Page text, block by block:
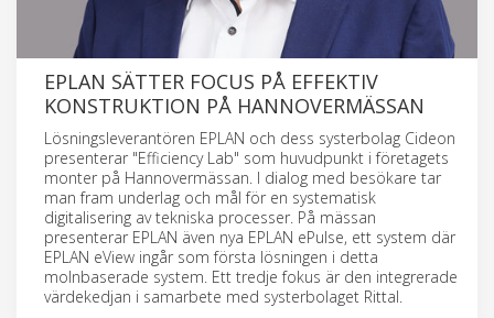
EPLAN SÄTTER FOCUS PÅ EFFEKTIV
KONSTRUKTION PÅ HANNOVERMÄSSAN
Lösningsleverantören EPLAN och dess systerbolag Cideon
presenterar "Efficiency Lab" som huvudpunkt i företagets
monter på Hannovermässan. I dialog med besökare tar
man fram underlag och mål för en systematisk
digitalisering av tekniska processer. På mässan
presenterar EPLAN även nya EPLAN ePulse, ett system där
EPLAN eView ingår som första lösningen i detta
molnbaserade system. Ett tredje fokus är den integrerade
värdekedjan i samarbete med systerbolaget Rittal.